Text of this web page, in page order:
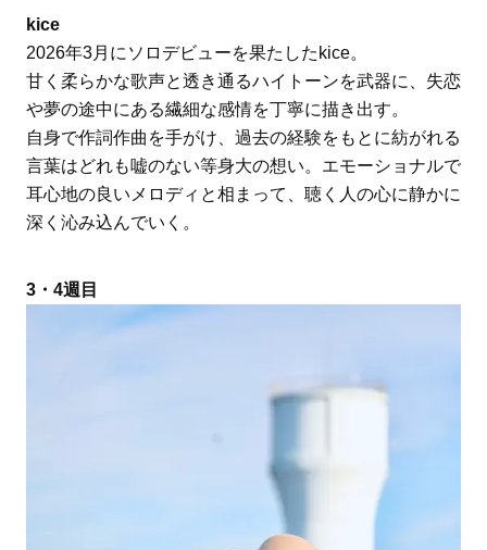
kice
2026年3月にソロデビューを果たしたkice。
甘く柔らかな歌声と透き通るハイトーンを武器に、失恋
や夢の途中にある繊細な感情を丁寧に描き出す。
自身で作詞作曲を手がけ、過去の経験をもとに紡がれる
言葉はどれも嘘のない等身大の想い。エモーショナルで
耳心地の良いメロディと相まって、聴く人の心に静かに
深く沁み込んでいく。
3・4週目